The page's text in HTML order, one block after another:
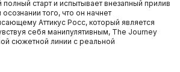
старт и испытывает внезапный прилив
того, что он начнет
Аттикус Росс, который является
себя манипулятивным, The Journey
сюжетной линии с реальной